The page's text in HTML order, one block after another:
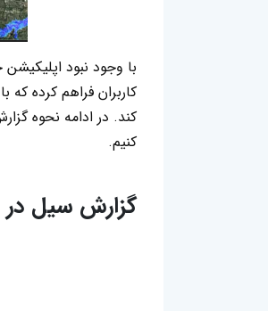
با وجود نبود
کاربران فراهم کرده
کنیم.
گزارش سیل در